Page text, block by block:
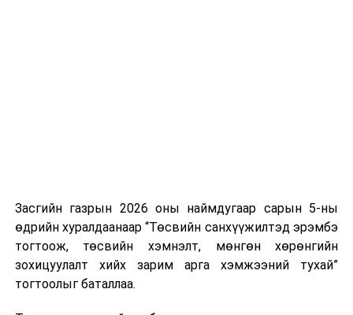
Шинэ хууль Францын зах зээлд үйлчилдэг гадаадын
дуудлагын төвүүдэд нөлөөлөхөөр байна. Тухайлбал,
Мароккогийн дуудлагын төвүүдийн орлогын 80 гаруй
хувь Францын зах зээлээс бүрддэг бөгөөд тус улсын
40–50 мянган ажлын байр эрсдэлд орж болзошгүйг
Засгийн газрын 2026 оны наймдугаар сарын 5-ны
өдрийн хуралдаанаар “Төсвийн санхүүжилтэд эрэмбэ
тогтоож, төсвийн хэмнэлт, мөнгөн хөрөнгийн
зохицуулалт хийх зарим арга хэмжээний тухай”
тогтоолыг баталлаа.